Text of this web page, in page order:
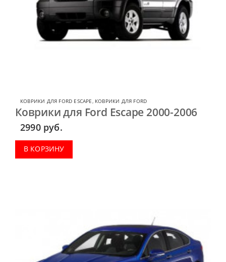
КОВРИКИ ДЛЯ FORD ESCAPE КОВРИКИ ДЛЯ FORD
Коврики для Ford Escape 2000-2006
2990 руб.
В КОРЗИНУ